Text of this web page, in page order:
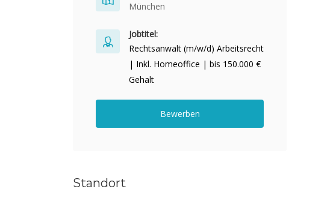
München
Jobtitel:
Rechtsanwalt (m/w/d) Arbeitsrecht
| Inkl. Homeoffice | bis 150.000 €
Gehalt
Bewerben
Standort